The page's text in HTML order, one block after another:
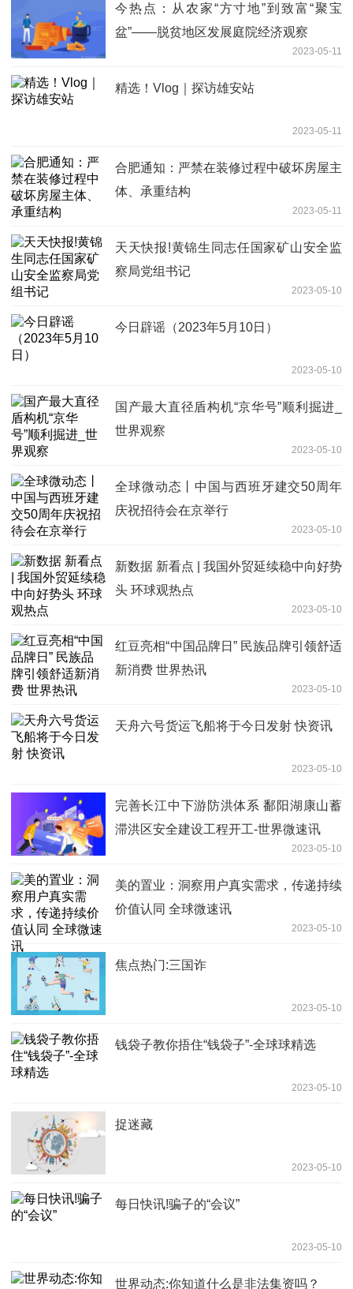
今热点：从农家“方寸地”到致富“聚宝
盆”——脱贫地区发展庭院经济观察
2023-05-11
精选！Vlog｜探访雄安站
2023-05-11
合肥通知：严禁在装修过程中破坏房屋主
体、承重结构
2023-05-11
天天快报!黄锦生同志任国家矿山安全监
察局党组书记
2023-05-10
今日辟谣（2023年5月10日）
2023-05-10
国产最大直径盾构机“京华号”顺利掘进_
世界观察
2023-05-10
全球微动态丨中国与西班牙建交50周年
庆祝招待会在京举行
2023-05-10
新数据 新看点 | 我国外贸延续稳中向好势
头 环球观热点
2023-05-10
红豆亮相“中国品牌日” 民族品牌引领舒适
新消费 世界热讯
2023-05-10
天舟六号货运飞船将于今日发射 快资讯
2023-05-10
完善长江中下游防洪体系 鄱阳湖康山蓄
滞洪区安全建设工程开工-世界微速讯
2023-05-10
美的置业：洞察用户真实需求，传递持续
价值认同 全球微速讯
2023-05-10
焦点热门:三国诈
2023-05-10
钱袋子教你捂住“钱袋子”-全球球精选
2023-05-10
捉迷藏
2023-05-10
每日快讯!骗子的“会议”
2023-05-10
世界动态:你知道什么是非法集资吗？